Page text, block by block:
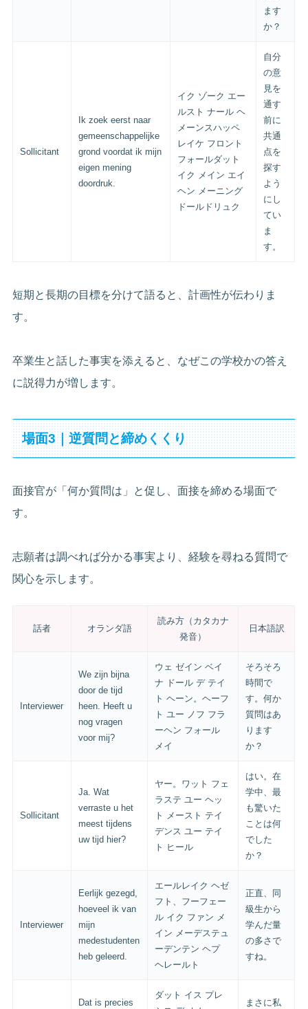
ます
か？
Sollicitant
Ik zoek eerst naar
gemeenschappelijke
grond voordat ik mijn
eigen mening
doordruk.
イク ゾーク エー
ルスト ナール ヘ
メーンスハッペ
レイケ フロント
フォールダット
イク メイン エイ
ヘン メーニング
ドールドリュク
自分
の意
見を
通す
前に
共通
点を
探す
よう
にし
てい
ま
す。
短期と長期の目標を分けて語ると、計画性が伝わりま
す。
卒業生と話した事実を添えると、なぜこの学校かの答え
に説得力が増します。
場面3｜逆質問と締めくくり
面接官が「何か質問は」と促し、面接を締める場面で
す。
志願者は調べれば分かる事実より、経験を尋ねる質問で
関心を示します。
話者 オランダ語
読み方（カタカナ
発音）
日本語訳
Interviewer
We zijn bijna
door de tijd
heen. Heeft u
nog vragen
voor mij?
ウェ ゼイン ベイ
ナ ドール デ テイ
ト ヘーン。ヘーフ
ト ユー ノフ フラ
ーヘン フォール
メイ
そろそろ
時間で
す。何か
質問はあ
ります
か？
Sollicitant
Ja. Wat
verraste u het
meest tijdens
uw tijd hier?
ヤー。ワット フェ
ラステ ユー ヘッ
ト メースト テイ
デンス ユー テイ
ト ヒール
はい。在
学中、最
も驚いた
ことは何
でした
か？
Interviewer
Eerlijk gezegd,
hoeveel ik van
mijn
medestudenten
heb geleerd.
エールレイク ヘゼ
フト、フーフェー
ル イク ファン メ
イン メーデステュ
ーデンテン ヘプ
ヘレールト
正直、同
級生から
学んだ量
の多さで
すね。
Dat is precies
ダット イス プレ
まさに私